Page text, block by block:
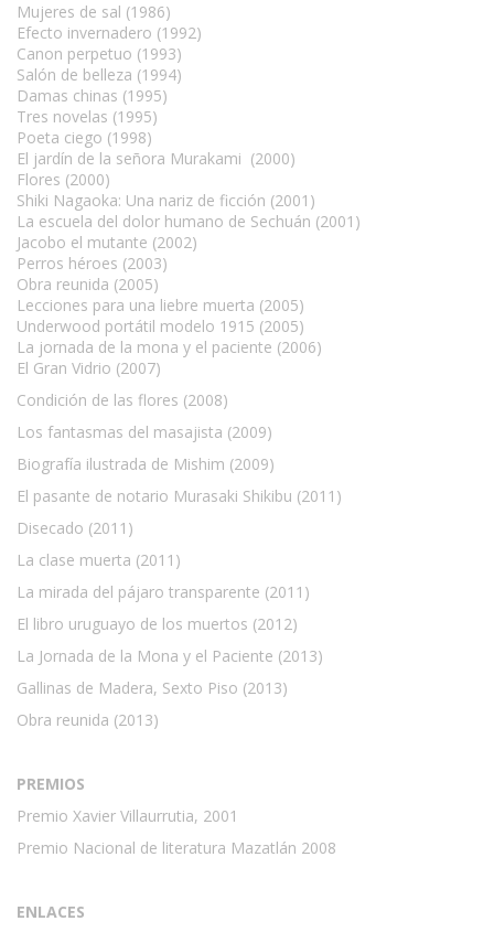
Mujeres de sal (1986)
Efecto invernadero (1992)
Canon perpetuo (1993)
Salón de belleza (1994)
Damas chinas (1995)
Tres novelas (1995)
Poeta ciego (1998)
El jardín de la señora Murakami (2000)
Flores (2000)
Shiki Nagaoka: Una nariz de ficción (2001)
La escuela del dolor humano de Sechuán (2001)
Jacobo el mutante (2002)
Perros héroes (2003)
Obra reunida (2005)
Lecciones para una liebre muerta (2005)
Underwood portátil modelo 1915 (2005)
La jornada de la mona y el paciente (2006)
El Gran Vidrio (2007)
Condición de las flores (2008)
Los fantasmas del masajista (2009)
Biografía ilustrada de Mishim (2009)
El pasante de notario Murasaki Shikibu (2011)
Disecado (2011)
La clase muerta (2011)
La mirada del pájaro transparente (2011)
El libro uruguayo de los muertos (2012)
La Jornada de la Mona y el Paciente (2013)
Gallinas de Madera, Sexto Piso (2013)
Obra reunida (2013)
PREMIOS
Premio Xavier Villaurrutia, 2001
Premio Nacional de literatura Mazatlán 2008
ENLACES